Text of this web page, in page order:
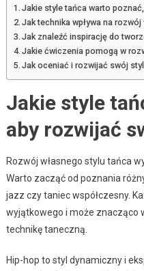
Jakie style tańca warto
Jak technika wpływa na
Jak znaleźć inspirację do
Jakie ćwiczenia pomogą w
Jak oceniać i rozwijać swój
Jakie style
aby rozwijać
Rozwój własnego stylu tańca
Warto zacząć od poznania
jazz czy taniec współczesny.
wyjątkowego i może znacząco
technikę taneczną.
Hip-hop to styl dynamiczny i